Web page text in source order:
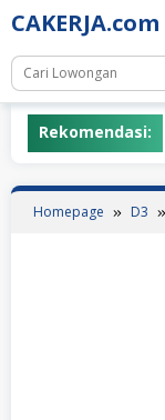
Skip
to
content
CAKERJA.com
Rekomendasi:
PT
Homepage D3